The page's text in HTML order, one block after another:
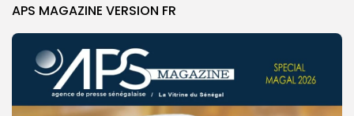
APS MAGAZINE VERSION FR